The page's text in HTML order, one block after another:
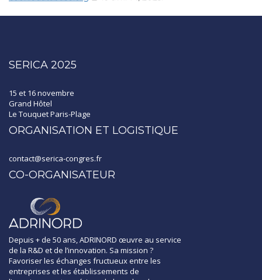
SERICA 2025
15 et 16 novembre
Grand Hôtel
Le Touquet Paris-Plage
ORGANISATION ET LOGISTIQUE
contact@serica-congres.fr
CO-ORGANISATEUR
Depuis + de 50 ans, ADRINORD œuvre au service
de la R&D et de l’innovation. Sa mission ?
Favoriser les échanges fructueux entre les
entreprises et les établissements de